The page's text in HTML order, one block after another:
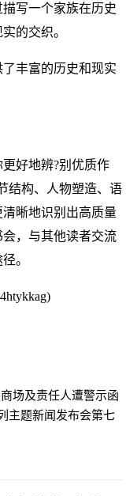
写一个家族在历史
的交织。
丰富的历史和现实
好地辨?别优质作
结构、人物塑造、语
晰地识别出高质量
，与其他读者交流
。
场及责任人遭警示函
主题新闻发布会第七